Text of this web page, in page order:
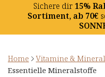
Sichere dir15%
Sortiment, ab 70€
Home
Vitamine &
Essentielle Mineralstoffe